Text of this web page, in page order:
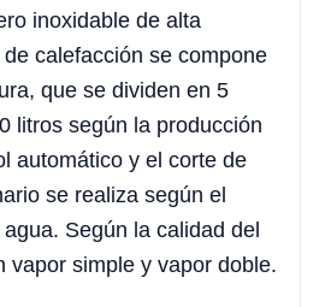
inoxidable de alta
calefacción se compone
que se dividen en 5
litros según la producción
automático y el corte de
se realiza según el
Según la calidad del
vapor simple y vapor doble.